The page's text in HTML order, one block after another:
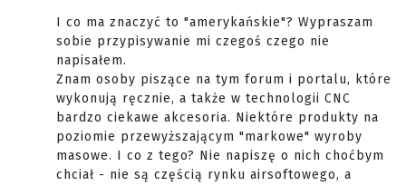
I co ma znaczyć to "amerykańskie"? Wypraszam
sobie przypisywanie mi czegoś czego nie
napisałem.
Znam osoby piszące na tym forum i portalu, które
wykonują ręcznie, a także w technologii CNC
bardzo ciekawe akcesoria. Niektóre produkty na
poziomie przewyższającym "markowe" wyroby
masowe. I co z tego? Nie napiszę o nich choćbym
chciał - nie są częścią rynku airsoftowego, a